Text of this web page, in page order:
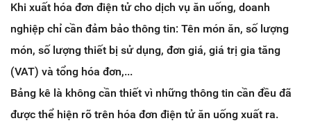
Khi xuất hóa đơn điện tử cho dịch vụ ăn uống, doanh
nghiệp chỉ cần đảm bảo thông tin: Tên món ăn, số lượng
món, số lượng thiết bị sử dụng, đơn giá, giá trị gia tăng
(VAT) và tổng hóa đơn,...
Bảng kê là không cần thiết vì những thông tin cần đều đã
được thể hiện rõ trên hóa đơn điện tử ăn uống xuất ra.